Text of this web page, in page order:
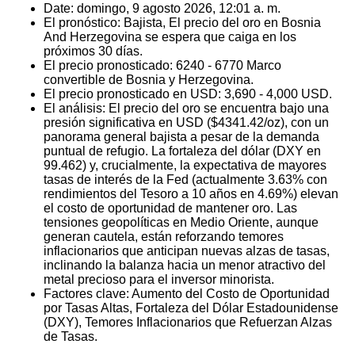
Date: domingo, 9 agosto 2026, 12:01 a. m.
El pronóstico: Bajista, El precio del oro en Bosnia
And Herzegovina se espera que caiga en los
próximos 30 días.
El precio pronosticado: 6240 - 6770 Marco
convertible de Bosnia y Herzegovina.
El precio pronosticado en USD: 3,690 - 4,000 USD.
El análisis: El precio del oro se encuentra bajo una
presión significativa en USD ($4341.42/oz), con un
panorama general bajista a pesar de la demanda
puntual de refugio. La fortaleza del dólar (DXY en
99.462) y, crucialmente, la expectativa de mayores
tasas de interés de la Fed (actualmente 3.63% con
rendimientos del Tesoro a 10 años en 4.69%) elevan
el costo de oportunidad de mantener oro. Las
tensiones geopolíticas en Medio Oriente, aunque
generan cautela, están reforzando temores
inflacionarios que anticipan nuevas alzas de tasas,
inclinando la balanza hacia un menor atractivo del
metal precioso para el inversor minorista.
Factores clave: Aumento del Costo de Oportunidad
por Tasas Altas, Fortaleza del Dólar Estadounidense
(DXY), Temores Inflacionarios que Refuerzan Alzas
de Tasas.